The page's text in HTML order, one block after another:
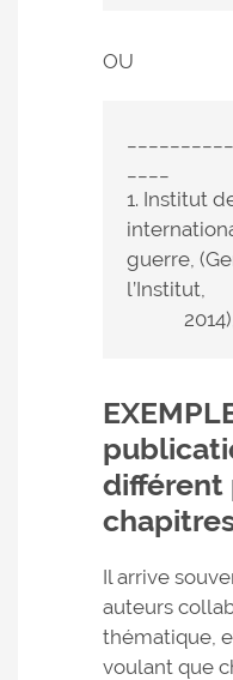
OU
1. Institut
guerre,
l’Institut,
2014),
différent
Il arrive
auteurs
thématique,
voulant que